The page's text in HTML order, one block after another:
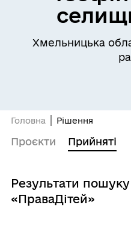
Хмельницька
Головна Рішення
Проєкти Прийняті
Результати
«ПраваДітей»